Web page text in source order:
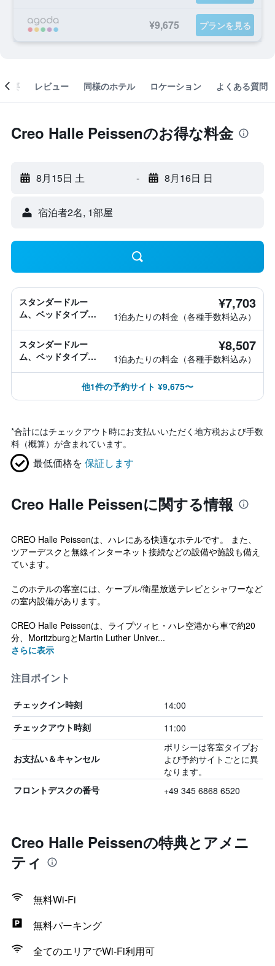
¥9,675 プランを見る
概要 レビュー 同様のホテル ロケーション よくある質問
Creo Halle Peissenのお得な料金
8月15日 土 - 8月16日 日
宿泊者2名, 1​部屋
スタンダードルー
ム、ベッドタイプ情
¥7,703
1泊あたりの料金（各種手数料込み）
スタンダードルー
ム、ベッドタイプ情
¥8,507
1泊あたりの料金（各種手数料込み）
他1件の予約サイト ¥9,675〜
*合計にはチェックアウト時にお支払いいただく地方税および手数
料（概算）が含まれています。
最低価格を 保証します
Creo Halle Peissenに関する情報
CREO Halle Peissenは、ハレにある快適なホテルです。 また、
ツアーデスクと無線インターネット接続などの設備や施設も備え
ています。
このホテルの客室には、ケーブル/衛星放送テレビとシャワーなど
の室内設備があります。
CREO Halle Peissenは、ライプツィヒ・ハレ空港から車で約20
分、MoritzburgとMartin Luther Univer...
さらに表示
注目ポイント
チェックイン時刻 14:00
チェックアウト時刻 11:00
お支払い＆キャンセル
ポリシーは客室タイプお
よび予約サイトごとに異
なります。
フロントデスクの番号 +49 345 6868 6520
Creo Halle Peissenの特典とアメニ
ティ
無料Wi-Fi
無料パーキング
全てのエリアでWi-Fi利用可